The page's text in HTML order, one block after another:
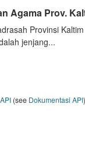
Agama Prov.
Provinsi
jenjang...
API(see Dokumentasi API